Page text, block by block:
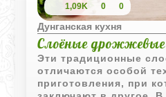
1,09K 0 0
Дунганская кухня
Слоёные
Эти традиционные
отличаются особой
приготовления, при